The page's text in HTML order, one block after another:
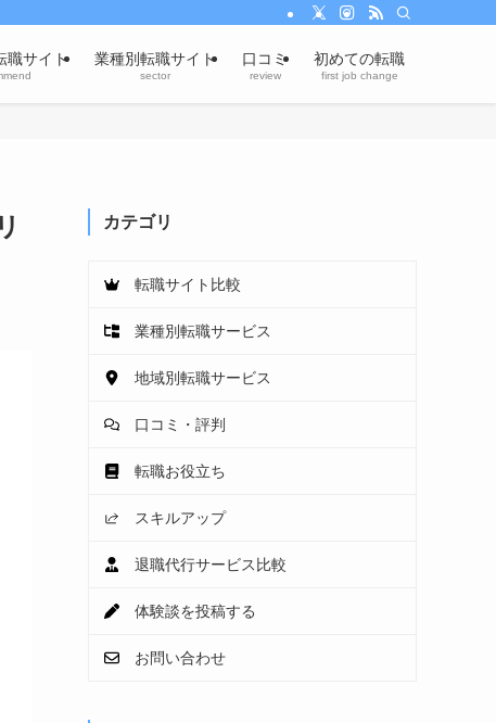
職サイト 業種別転職サイト
sector
口コミ
review
初めての転職
first job change
カテゴリ
転職サイト比較
業種別転職サービス
地域別転職サービス
口コミ・評判
転職お役立ち
スキルアップ
退職代行サービス比較
体験談を投稿する
お問い合わせ